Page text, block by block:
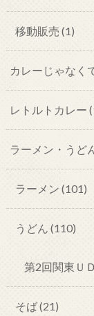
移動販売 (1)
カレーじゃなく
レトルトカレー
ラーメン・うど
ラーメン (101)
うどん (110)
第2回関東Ｕ
そば(21)